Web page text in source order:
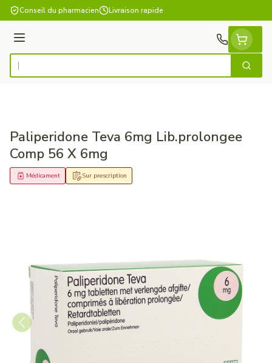
Aller au contenu
Conseil du pharmacien Livraison rapide
Menu
Rechercher
Paliperidone Teva 6mg Lib.prolongee
Comp 56 X 6mg
Sur prescription
Médicament